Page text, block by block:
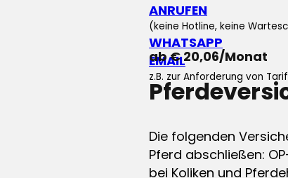
ANRUFEN
(keine Hotline, keine
WHATSAPP
EMAIL
z.B. zur Anforderung von
ab € 20,06/Monat
Die folgenden
Pferd abschließen:
bei Koliken und